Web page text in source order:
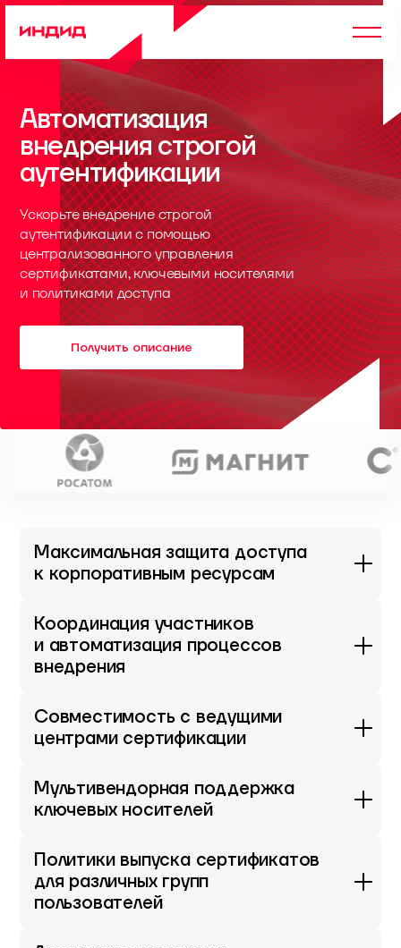
Автоматизация
внедрения строгой
аутентификации
Ускорьте внедрение строгой
аутентификации с помощью
централизованного управления
сертификатами, ключевыми носителями
и политиками доступа
Получить описание
Максимальная защита доступа
к корпоративным ресурсам
Координация участников
и автоматизация процессов
внедрения
Совместимость с ведущими
центрами сертификации
Мультивендорная поддержка
ключевых носителей
Политики выпуска сертификатов
для различных групп
пользователей